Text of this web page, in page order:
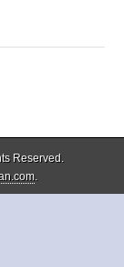
Reserved.
.